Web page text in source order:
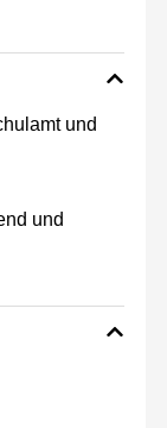
und
und